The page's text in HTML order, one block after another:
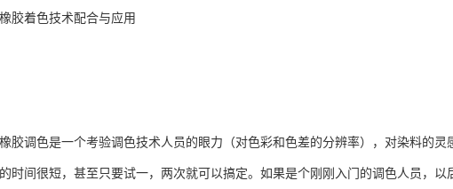
橡胶着色技术配合与应用
橡胶调色是一个考验调色技术人员的眼力（对色彩和色差的分辨率），对染料的
的时间很短，甚至只要试一，两次就可以搞定。如果是个刚刚入门的调色人员，